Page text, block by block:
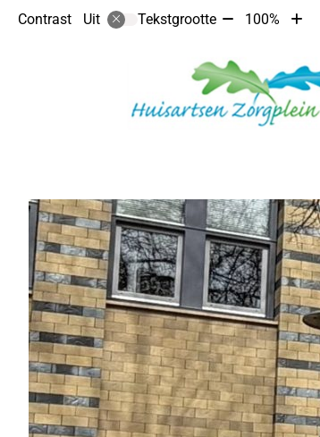
Contrast Uit Tekstgrootte Tekst
met
10%
100%
Tekst
10%